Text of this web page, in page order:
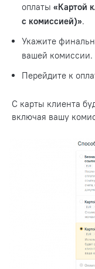
оплаты «Картой
с комиссией)».
Укажите
вашей комиссии.
Перейдите к
С карты клиента
включая вашу